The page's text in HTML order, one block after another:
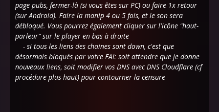
page pubs, fermer-là (si vous êtes sur PC) ou faire 1x retour
(sur Android). Faire la manip 4 ou 5 fois, et le son sera
débloqué. Vous pourrez également cliquer sur l'icône "haut-
parleur" sur le player en bas à droite
- si tous les liens des chaines sont down, c'est que
désormais bloqués par votre FAI: soit attendre que je donne
nouveaux liens, soit modifier vos DNS avec DNS Cloudflare (cf
procédure plus haut) pour contourner la censure